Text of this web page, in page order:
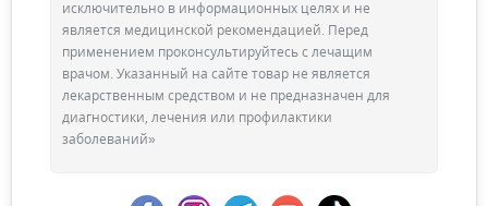
исключительно в информационных целях и не
является медицинской рекомендацией. Перед
применением проконсультируйтесь с лечащим
врачом. Указанный на сайте товар не является
лекарственным средством и не предназначен для
диагностики, лечения или профилактики
заболеваний»